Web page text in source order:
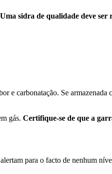
Uma sidra de qualidade deve ser
e carbonatação. Se armazenada
gás. Certifique-se de que a
para o facto de nenhum